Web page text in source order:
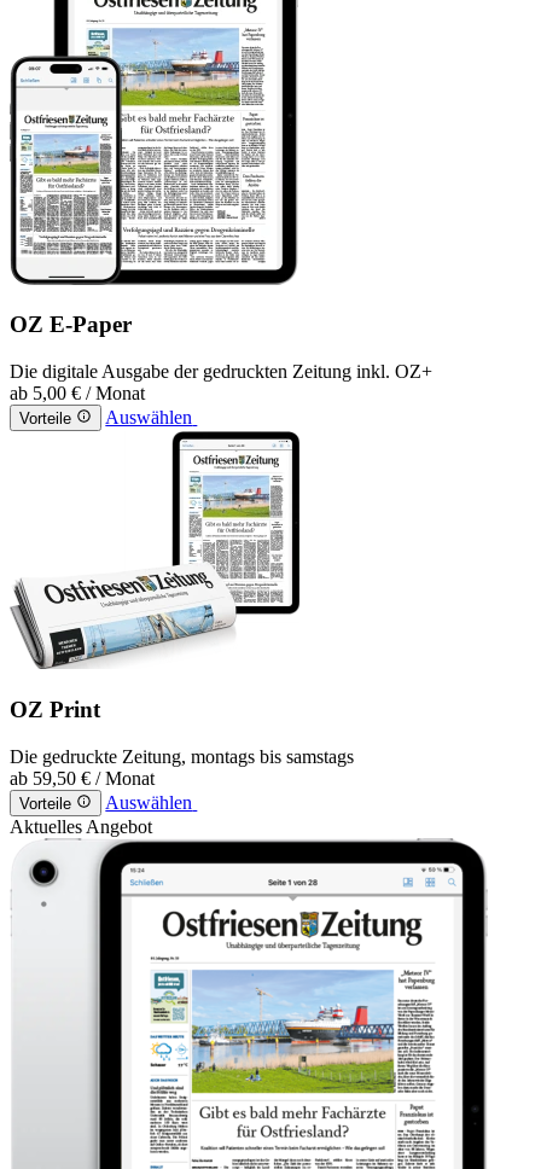
OZ E-Paper
Die digitale Ausgabe der gedruckten Zeitung inkl. OZ+
ab 5,00 € / Monat
Vorteile Auswählen
OZ Print
Die gedruckte Zeitung, montags bis samstags
ab 59,50 € / Monat
Vorteile
Auswählen
Aktuelles Angebot